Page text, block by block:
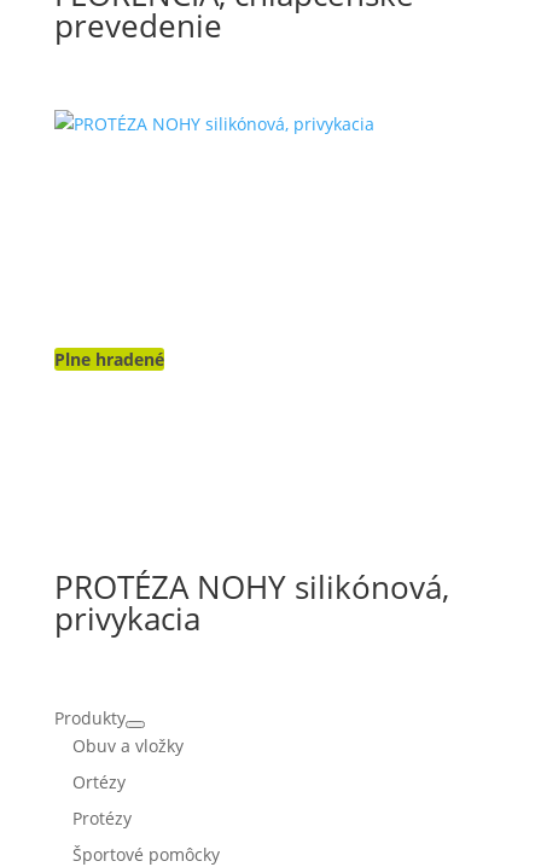
prevedenie
Plne hradené
PROTÉZA NOHY silikónová,
privykacia
Produkty
Obuv a vložky
Ortézy
Protézy
Športové pomôcky